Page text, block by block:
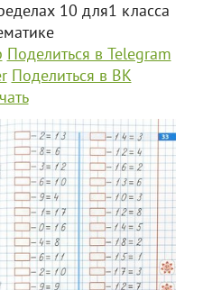
10 для1 класса
Поделиться в Telegram
Поделиться в ВК